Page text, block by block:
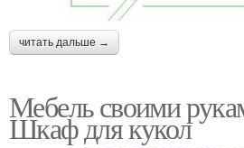
читать дальше →
Мебель своими
Шкаф для кукол